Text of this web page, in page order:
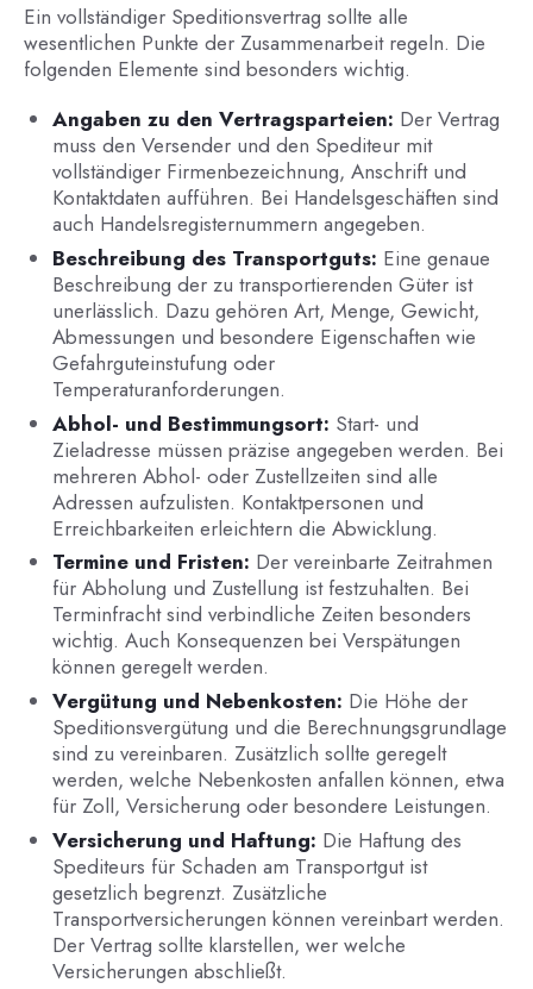
Ein vollständiger Speditionsvertrag sollte alle
wesentlichen Punkte der Zusammenarbeit regeln. Die
folgenden Elemente sind besonders wichtig.
Angaben zu den Vertragsparteien: Der Vertrag
muss den Versender und den Spediteur mit
vollständiger Firmenbezeichnung, Anschrift und
Kontaktdaten aufführen. Bei Handelsgeschäften sind
auch Handelsregisternummern angegeben.
Beschreibung des Transportguts: Eine genaue
Beschreibung der zu transportierenden Güter ist
unerlässlich. Dazu gehören Art, Menge, Gewicht,
Abmessungen und besondere Eigenschaften wie
Gefahrguteinstufung oder
Temperaturanforderungen.
Abhol- und Bestimmungsort: Start- und
Zieladresse müssen präzise angegeben werden. Bei
mehreren Abhol- oder Zustellzeiten sind alle
Adressen aufzulisten. Kontaktpersonen und
Erreichbarkeiten erleichtern die Abwicklung.
Termine und Fristen: Der vereinbarte Zeitrahmen
für Abholung und Zustellung ist festzuhalten. Bei
Terminfracht sind verbindliche Zeiten besonders
wichtig. Auch Konsequenzen bei Verspätungen
können geregelt werden.
Vergütung und Nebenkosten: Die Höhe der
Speditionsvergütung und die Berechnungsgrundlage
sind zu vereinbaren. Zusätzlich sollte geregelt
werden, welche Nebenkosten anfallen können, etwa
für Zoll, Versicherung oder besondere Leistungen.
Versicherung und Haftung: Die Haftung des
Spediteurs für Schaden am Transportgut ist
gesetzlich begrenzt. Zusätzliche
Transportversicherungen können vereinbart werden.
Der Vertrag sollte klarstellen, wer welche
Versicherungen abschließt.